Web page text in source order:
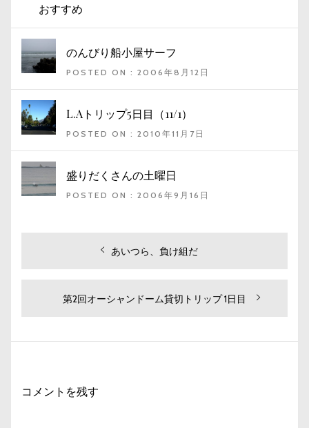
おすすめ
のんびり船小屋サーフ
POSTED ON : 2006年8月12日
L.Aトリップ5日目（11/1）
POSTED ON : 2010年11月7日
盛りだくさんの土曜日
POSTED ON : 2006年9月16日
ョ
過
投
あいつら、負け組だ
次
稿:
第2回オーシャンドーム貸切トリップ 1日目
コメントを残す